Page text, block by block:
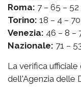
Roma: 7 – 65 –
Torino: 18 – 4 –
Venezia: 46 – 8 –
Nazionale: 71 –
La verifica
dell'Agenzia delle